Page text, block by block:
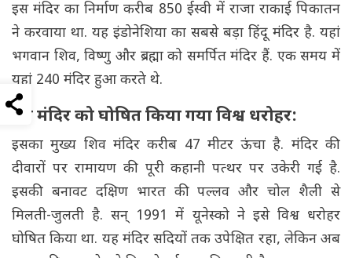
इस मंदिर का निर्माण करीब 850 ईस्वी में राजा राकाई पिकातन
ने करवाया था. यह इंडोनेशिया का सबसे बड़ा हिंदू मंदिर है. यहां
भगवान शिव, विष्णु और ब्रह्मा को समर्पित मंदिर हैं. एक समय में
यहां 240 मंदिर हुआ करते थे.
इस मंदिर को घोषित किया गया विश्व धरोहर:
इसका मुख्य शिव मंदिर करीब 47 मीटर ऊंचा है. मंदिर की
दीवारों पर रामायण की पूरी कहानी पत्थर पर उकेरी गई है.
इसकी बनावट दक्षिण भारत की पल्लव और चोल शैली से
मिलती-जुलती है. सन् 1991 में यूनेस्को ने इसे विश्व धरोहर
घोषित किया था. यह मंदिर सदियों तक उपेक्षित रहा, लेकिन अब